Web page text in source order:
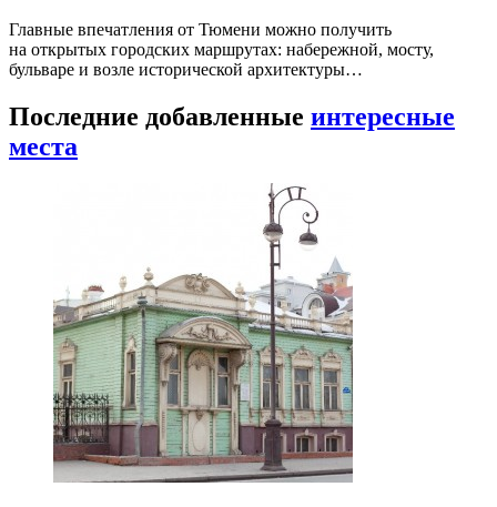
Главные впечатления от Тюмени можно получить
на открытых городских маршрутах: набережной, мосту,
бульваре и возле исторической архитектуры…
Последние добавленные интересные
места